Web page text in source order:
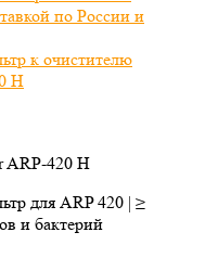
к очистителю
H
ARP-420 H
для ARP 420 | ≥
и бактерий